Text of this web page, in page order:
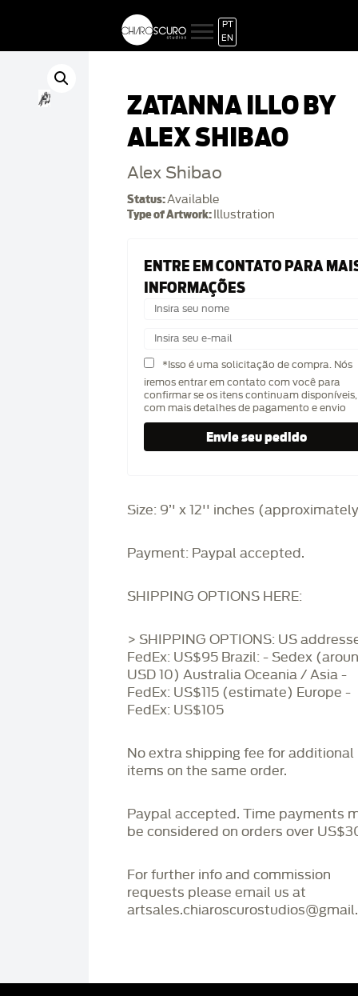
PT
EN
ZATANNA ILLO BY
ALEX SHIBAO
Alex Shibao
Status:Available
Type of Artwork: Illustration
ENTRE EM CONTATO PARA
INFORMAÇÕES
*Isso é uma solicitação de compra. Nós
iremos entrar em contato com você para
confirmar se os itens continuam disponíveis,
com mais detalhes de pagamento e envio
Size: 9’' x 12'' inches
Payment: Paypal accepted.
SHIPPING OPTIONS HERE:
> SHIPPING OPTIONS: US
FedEx: US$95 Brazil: - Sedex
USD 10) Australia Oceania / Asia -
FedEx: US$115 (estimate) Europe -
FedEx: US$105
No extra shipping fee for additional
items on the same order.
Paypal accepted. Time payments
be considered on orders over
For further info and commission
requests please email us at